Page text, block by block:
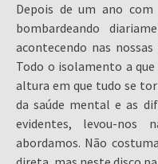
Depois de um ano
bombardeando
acontecendo nas
Todo o isolamento a
altura em que tudo se
da saúde mental e as
evidentes, levou-nos
abordamos. Não